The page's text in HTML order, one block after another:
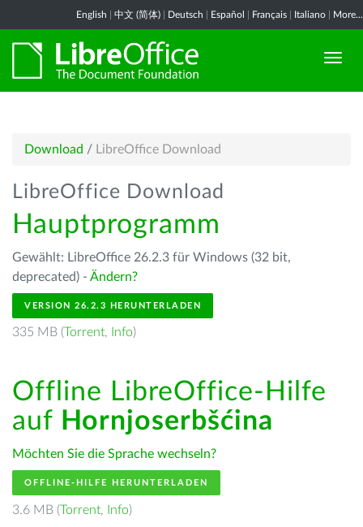
English 中文 (简体) Deutsch Español Français Italiano More...
Download / LibreOffice Download
LibreOffice Download
Hauptprogramm
Gewählt: LibreOffice 26.2.3 für Windows (32 bit,
deprecated) - Ändern?
VERSION 26.2.3 HERUNTERLADEN
335 MB (Torrent, Info)
Offline LibreOffice-Hilfe
auf Hornjoserbšćina
Möchten Sie die Sprache wechseln?
OFFLINE-HILFE HERUNTERLADEN
3.6 MB (Torrent, Info)